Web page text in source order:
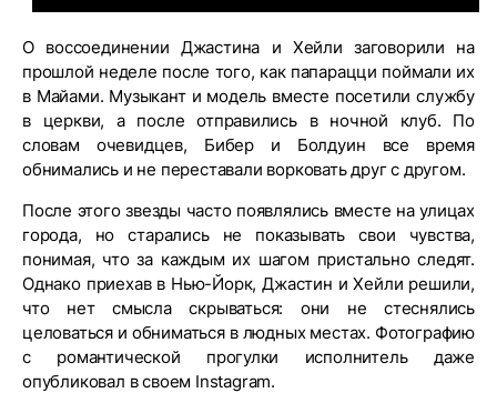
О воссоединении Джастина и Хейли заговорили на
прошлой неделе после того, как папарацци поймали их
в Майами. Музыкант и модель вместе посетили службу
в церкви, а после отправились в ночной клуб. По
словам очевидцев, Бибер и Болдуин все время
обнимались и не переставали ворковать друг с другом.
После этого звезды часто появлялись вместе на улицах
города, но старались не показывать свои чувства,
понимая, что за каждым их шагом пристально следят.
Однако приехав в Нью-Йорк, Джастин и Хейли решили,
что нет смысла скрываться: они не стеснялись
целоваться и обниматься в людных местах. Фотографию
с романтической прогулки исполнитель даже
опубликовал в своем Instagram.